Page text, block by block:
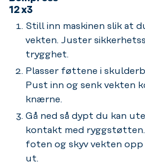
12 x3
Still inn maskinen slik at
vekten. Juster
trygghet.
Plasser føttene i
Pust inn og senk vekten
knærne.
Gå ned så dypt du kan
kontakt med ryggstøtten.
foten og skyv vekten
ut.